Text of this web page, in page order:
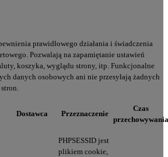
prawidłowego działania i świadczenia
Pozwalają na zapamiętanie ustawień
koszyka, wyglądu strony, itp. Funkcjonalne
danych osobowych ani nie przesyłają żadnych
Dostawca Przeznaczenie
Czas
przechowywania
PHPSESSID jest
plikiem cookie,